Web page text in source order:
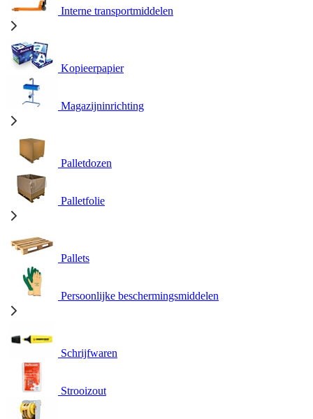
Interne transportmiddelen
Kopieerpapier
Magazijninrichting
Palletdozen
Palletfolie
Pallets
Persoonlijke beschermingsmiddelen
Schrijfwaren
Strooizout